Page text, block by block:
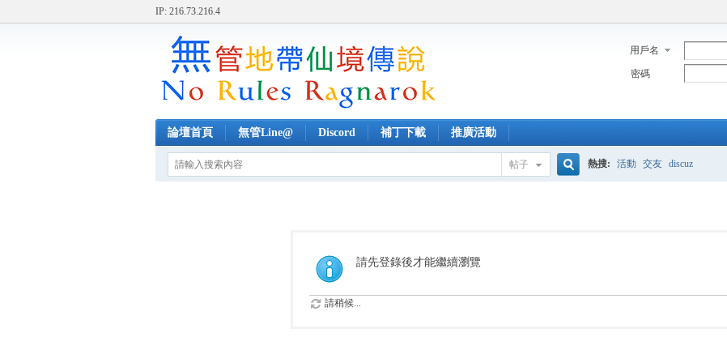
IP: 216.73.216.4
用戶名
密碼
論壇首頁 無管Line@ Discord 補丁下載 推廣活動
帖子 熱搜: 活動 交友 discuz
請先登錄後才能繼續瀏覽
請稍候...